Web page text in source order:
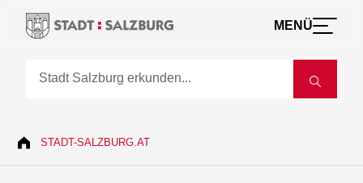
MENÜ
STADT-SALZBURG.AT